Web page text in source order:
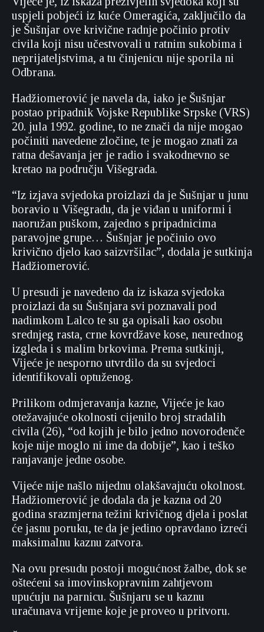
uspjeli pobjeći iz kuće Omeragića, zaključilo da
je Šušnjar ove krivične radnje počinio protiv
civila koji nisu učestvovali u ratnim sukobima i
neprijateljstvima, a tu činjenicu nije sporila ni
Odbrana.
Hadžiomerović je navela da, iako je Šušnjar
postao pripadnik Vojske Republike Srpske (VRS)
20. jula 1992. godine, to ne znači da nije mogao
počiniti navedene zločine, te je mogao znati za
ratna dešavanja jer je radio i svakodnevno se
kretao na području Višegrada.
“Iz izjava svjedoka proizlazi da je Šušnjar u junu
boravio u Višegradu, da je viđan u uniformi i
naoružan puškom, zajedno s pripadnicima
paravojne grupe… Šušnjar je počinio ovo
krivično djelo kao saizvršilac”, dodala je sutkinja
Hadžiomerović.
U presudi je navedeno da iz iskaza svjedoka
proizlazi da su Šušnjara svi poznavali pod
nadimkom Lalco te su ga opisali kao osobu
srednjeg rasta, crne kovrdžave kose, neurednog
izgleda i s malim brkovima. Prema sutkinji,
Vijeće je nesporno utvrdilo da su svjedoci
identifikovali optuženog.
Prilikom odmjeravanja kazne, Vijeće je kao
otežavajuće okolnosti cijenilo broj stradalih
civila (26), “od kojih je bilo jedno novorođenče
koje nije moglo ni ime da dobije”, kao i teško
ranjavanje jedne osobe.
Vijeće nije našlo nijednu olakšavajuću okolnost.
Hadžiomerović je dodala da je kazna od 20
godina srazmjerna težini krivičnog djela i poslat
će jasnu poruku, te da je jedino opravdano izreći
maksimalnu kaznu zatvora.
Na ovu presudu postoji mogućnost žalbe, dok se
oštećeni sa imovinskopravnim zahtjevom
upućuju na parnicu. Šušnjaru se u kaznu
uračunava vrijeme koje je proveo u pritvoru.